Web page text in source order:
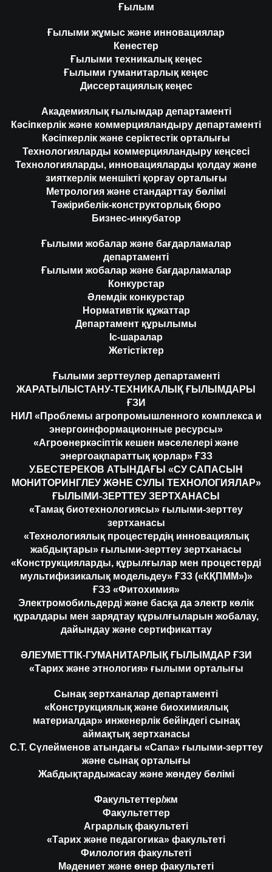
Ғылым
Ғылыми жұмыс және инновациялар
Кенестер
Ғылыми техникалық кеңес
Ғылыми гуманитарлық кеңес
Диссертациялық кеңес
Академиялық ғылымдар департаменті
Кәсіпкерлік және коммерцияландыру департаменті
Кәсіпкерлік және серіктестік орталығы
Технологияларды коммерцияландыру кеңсесі
Технологияларды, инновацияларды қолдау және
зияткерлік меншікті қорғау орталығы
Метрология және стандарттау бөлімі
Тәжірибелік-конструкторлық бюро
Бизнес-инкубатор
Ғылыми жобалар және бағдарламалар
департаменті
Ғылыми жобалар және бағдарламалар
Конкурстар
Әлемдік конкурстар
Нормативтік құжаттар
Департамент құрылымы
Іс-шаралар
Жетістіктер
Ғылыми зерттеулер департаменті
ЖАРАТЫЛЫСТАНУ-ТЕХНИКАЛЫҚ ҒЫЛЫМДАРЫ
ҒЗИ
НИЛ «Проблемы агропромышленного комплекса и
энергоинформационные ресурсы»
«Агроөнеркәсіптік кешен мәселелері және
энергоақпараттық қорлар» ҒЗЗ
У.БЕСТЕРЕКОВ АТЫНДАҒЫ «СУ САПАСЫН
МОНИТОРИНГЛЕУ ЖӘНЕ СУЛЫ ТЕХНОЛОГИЯЛАР»
ҒЫЛЫМИ-ЗЕРТТЕУ ЗЕРТХАНАСЫ
«Тамақ биотехнологиясы» ғылыми-зерттеу
зертханасы
«Технологиялық процестердің инновациялық
жабдықтары» ғылыми-зерттеу зертханасы
«Конструкцияларды, құрылғылар мен процестерді
мультифизикалық модельдеу» ҒЗЗ («КҚПММ»)»
ҒЗЗ «Фитохимия»
Электромобильдерді және басқа да электр көлік
құралдары мен зарядтау құрылғыларын жобалау,
дайындау және сертификаттау
ӘЛЕУМЕТТІК-ГУМАНИТАРЛЫҚ ҒЫЛЫМДАР ҒЗИ
«Тарих және этнология» ғылыми орталығы
Сынақ зертханалар департаменті
«Конструкциялық және биохимиялық
материалдар» инженерлік бейіндегі сынақ
аймақтық зертханасы
С.Т. Сүлейменов атындағы «Сапа» ғылыми-зерттеу
және сынақ орталығы
Жабдықтардыжасау және жөндеу бөлімі
Факультеттер/жм
Факультеттер
Аграрлық факультеті
«Тарих және педагогика» факультеті
Филология факультеті
Мәдениет және өнер факультеті